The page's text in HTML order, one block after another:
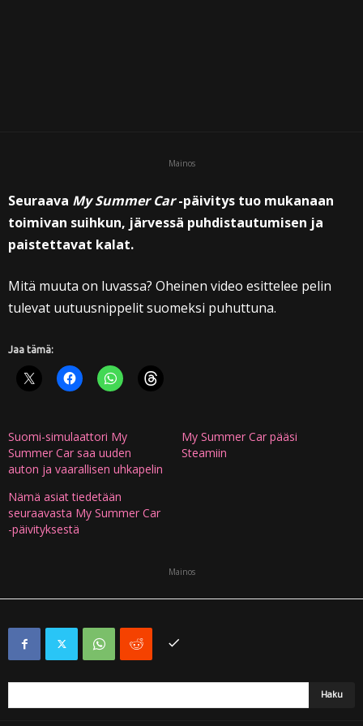
Mainos
Seuraava My Summer Car-päivitys tuo mukanaan
toimivan suihkun, järvessä puhdistautumisen ja
paistettavat kalat.
Mitä muuta on luvassa? Oheinen video esittelee pelin
tulevat uutuusnippelit suomeksi puhuttuna.
Jaa tämä:
Suomi-simulaattori My
Summer Car saa uuden
auton ja vaarallisen uhkapelin
My Summer Car pääsi
Steamiin
Nämä asiat tiedetään
seuraavasta My Summer Car
-päivityksestä
Mainos